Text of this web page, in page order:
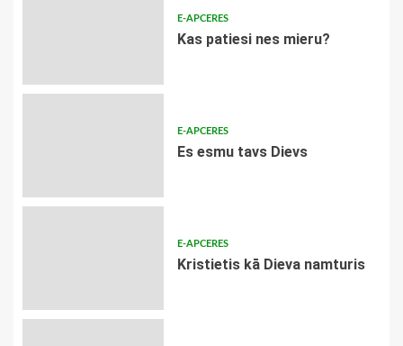
E-APCERES
​Kas patiesi nes mieru?
E-APCERES
Es esmu tavs Dievs
E-APCERES
Kristietis kā Dieva namturis